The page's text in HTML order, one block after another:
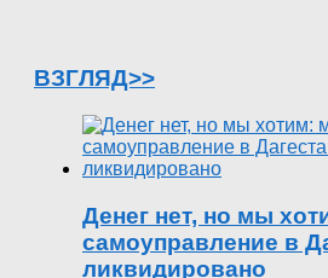
ВЗГЛЯД>>
Денег нет, но мы
самоуправление в
ликвидировано